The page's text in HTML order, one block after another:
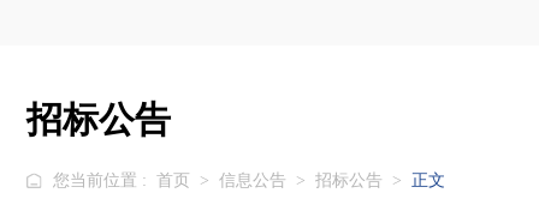
招标公告
您当前位置 : 首页 > 信息公告 > 招标公告 > 正文